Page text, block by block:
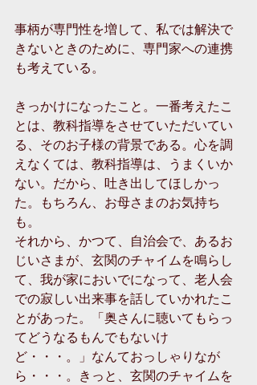
事柄が専門性を増して、私では解決で
きないときのために、専門家への連携
も考えている。
きっかけになったこと。一番考えたこ
とは、教科指導をさせていただいてい
る、そのお子様の背景である。心を調
えなくては、教科指導は、うまくいか
ない。だから、吐き出してほしかっ
た。もちろん、お母さまのお気持ち
も。
それから、かつて、自治会で、あるお
じいさまが、玄関のチャイムを鳴らし
て、我が家においでになって、老人会
での寂しい出来事を話していかれたこ
とがあった。「奥さんに聴いてもらっ
てどうなるもんでもないけ
ど・・・。」なんておっしゃりなが
ら・・・。きっと、玄関のチャイムを